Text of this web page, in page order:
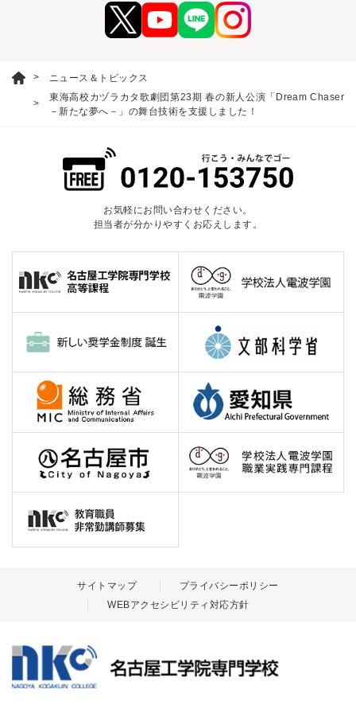
ニュース＆トピックス
東海高校カヅラカタ歌劇団第23期 春の新人公演「Dream Chaser
－新たな夢へ－」の舞台技術を支援しました！
お気軽にお問い合わせください。
担当者が分かりやすくお応えします。
サイトマップ
プライバシーポリシー
WEBアクセシビリティ対応方針